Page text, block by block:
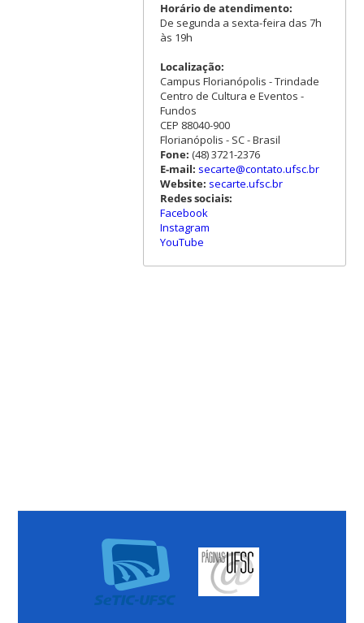
Horário de atendimento:
De segunda a sexta-feira das 7h
às 19h
Localização:
Campus Florianópolis - Trindade
Centro de Cultura e Eventos -
Fundos
CEP 88040-900
Florianópolis - SC - Brasil
Fone: (48) 3721-2376
E-mail: secarte@contato.ufsc.br
Website: secarte.ufsc.br
Redes sociais:
Facebook
Instagram
YouTube